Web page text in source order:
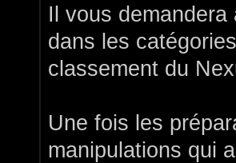
Il vous
dans les
classement du
Une fois les
manipulations qui